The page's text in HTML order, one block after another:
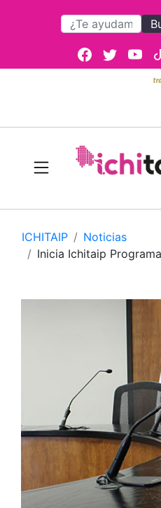
ICHITAIP
Noticias
Inicia Ichitaip